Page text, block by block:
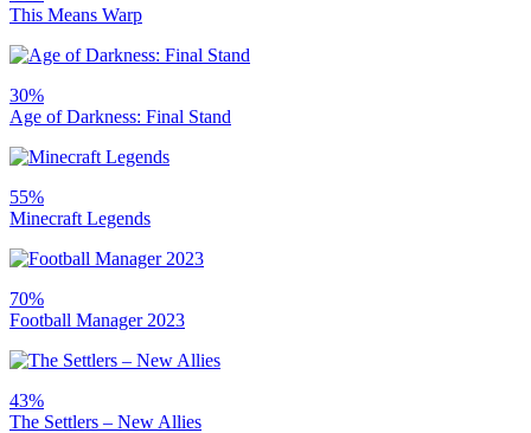
This Means Warp
30%
Age of Darkness: Final Stand
55%
Minecraft Legends
70%
Football Manager 2023
43%
The Settlers – New Allies